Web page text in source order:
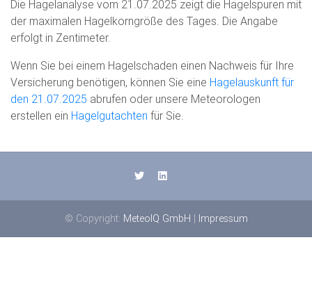
Die Hagelanalyse vom 21.07.2025 zeigt die Hagelspuren mit
der maximalen Hagelkorngröße des Tages. Die Angabe
erfolgt in Zentimeter.
Wenn Sie bei einem Hagelschaden einen Nachweis für Ihre
Versicherung benötigen, können Sie eine Hagelauskunft für
den 21.07.2025 abrufen oder unsere Meteorologen
erstellen ein Hagelgutachten für Sie.
© Copyright: MeteoIQ GmbH | Impressum